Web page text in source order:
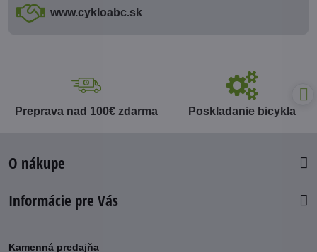
www​.cykloabc​.sk
Preprava nad 100€ zdarma Poskladanie bicykla
O nákupe
Informácie pre Vás
Kamenná predajňa